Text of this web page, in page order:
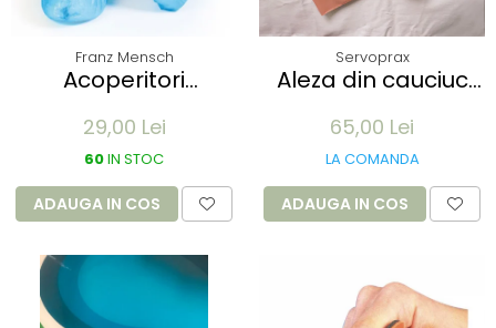
Franz Mensch
Acoperitori
din CPE - albastru
41x15 cm, 25 my
unica folosinta - 100
buc
29,00 Lei
60IN STOC
ADAUGA IN COS
Servoprax
Aleza din cauciuc
90x100cm - culoare
alb
65,00 Lei
LA COMANDA
ADAUGA IN COS